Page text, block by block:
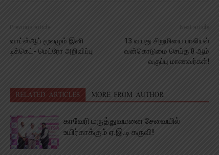
Previous article
வாட்ஸ்ஆப் மூலமும் இனி
டிக்கெட்- மெட்ரோ அறிவிப்பு
Next article
13 வயது சிறுமியை பாலியல்
வன்கொடுமை செய்த 8 ஆம்
வகுப்பு மாணவர்கள்!
RELATED ARTICLES MORE FROM AUTHOR
காவேரி மருத்துவமனை சேவையில்
உயிர்காக்கும் ஏ.இ.டி கருவி!